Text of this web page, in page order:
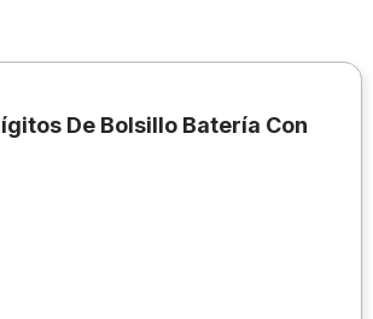
De Bolsillo Batería Con